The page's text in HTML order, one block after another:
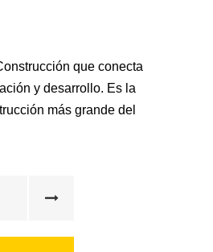
que conecta
y desarrollo. Es la
más grande del